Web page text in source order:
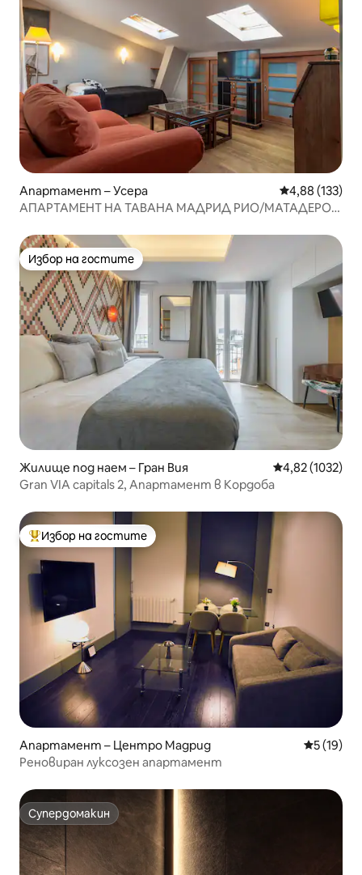
Апартамент – Усера Средна
4,88 (133)
АПАРТАМЕНТ НА ТАВАНА МАДРИД РИО/МАТАДЕРО
Избор на гостите
Избор на гостите
Жилище под наем – Гран Вия Средна
4,82 (1032)
Gran VIA capitals 2, Апартамент в Кордоба
Най-популярен избор на гостите
Избор на гостите
Апартамент – Центро Мадрид Средна
5 (19)
Реновиран луксозен апартамент
Супердомакин
Супердомакин